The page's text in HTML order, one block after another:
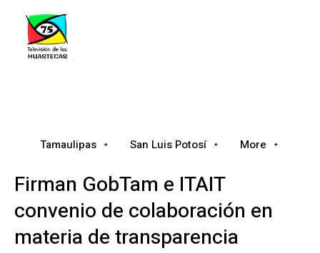
Tamaulipas San Luis Potosí More
Firman GobTam e ITAIT
convenio de colaboración en
materia de transparencia